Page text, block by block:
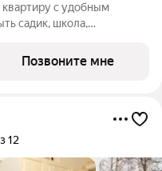
с удобным
садик, школа,
Позвоните мне
12